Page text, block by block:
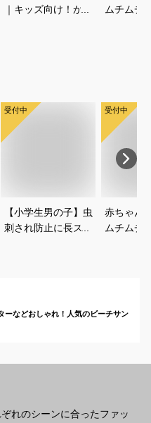
｜キッズ向け！かっ
ムチムチ
受付中
【小学生男の子】虫
刺され防止に長ズボ
受付中
赤ちゃん
ムチムチ
ーなどおしゃれ！人気のビーチサン
れのシーンに合ったファッ